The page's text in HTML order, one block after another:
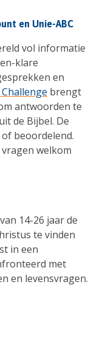
en Unie-ABC
vol informatie
klare
en
brengt
antwoorden te
de Bijbel. De
beoordelend.
welkom
14-26 jaar de
te vinden
in een
met
en levensvragen.